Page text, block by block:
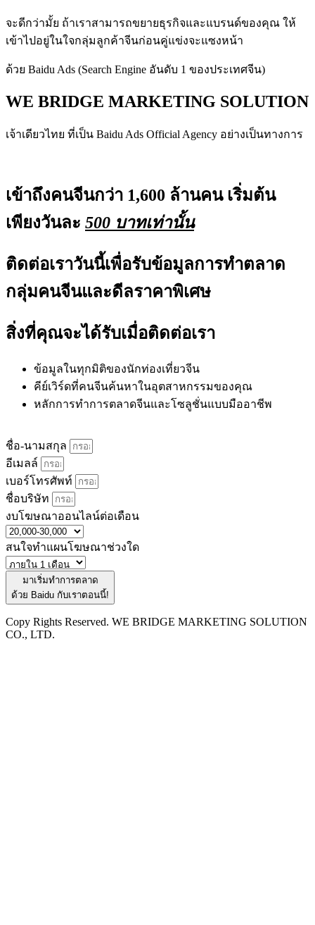
จะดีกว่ามั้ย ถ้าเราสามารถขยายธุรกิจและแบรนด์ของคุณ ให้
เข้าไปอยู่ในใจกลุ่มลูกค้าจีนก่อนคู่แข่งจะแซงหน้า
ด้วย Baidu Ads (Search Engine อันดับ 1 ของประเทศจีน)
WE BRIDGE MARKETING SOLUTION
เจ้าเดียวไทย ที่เป็น Baidu Ads Official Agency อย่างเป็นทางการ
เข้าถึงคนจีนกว่า 1,600 ล้านคน เริ่มต้น
เพียงวันละ 500 บาทเท่านั้น
ติดต่อเราวันนี้เพื่อรับข้อมูลการทำตลาด
กลุ่มคนจีนและดีลราคาพิเศษ
สิ่งที่คุณจะได้รับเมื่อติดต่อเรา
ข้อมูลในทุกมิติของนักท่องเที่ยวจีน
คีย์เวิร์ดที่คนจีนค้นหาในอุตสาหกรรมของคุณ
หลักการทำการตลาดจีนและโซลูชั่นแบบมืออาชีพ
ชื่อ-นามสกุล
อีเมลล์
เบอร์โทรศัพท์
ชื่อบริษัท
งบโฆษณาออนไลน์ต่อเดือน
สนใจทำแผนโฆษณาช่วงใด
มาเริ่มทำการตลาด
ด้วย Baidu กับเราตอนนี้!
Copy Rights Reserved. WE BRIDGE MARKETING SOLUTION
CO., LTD.